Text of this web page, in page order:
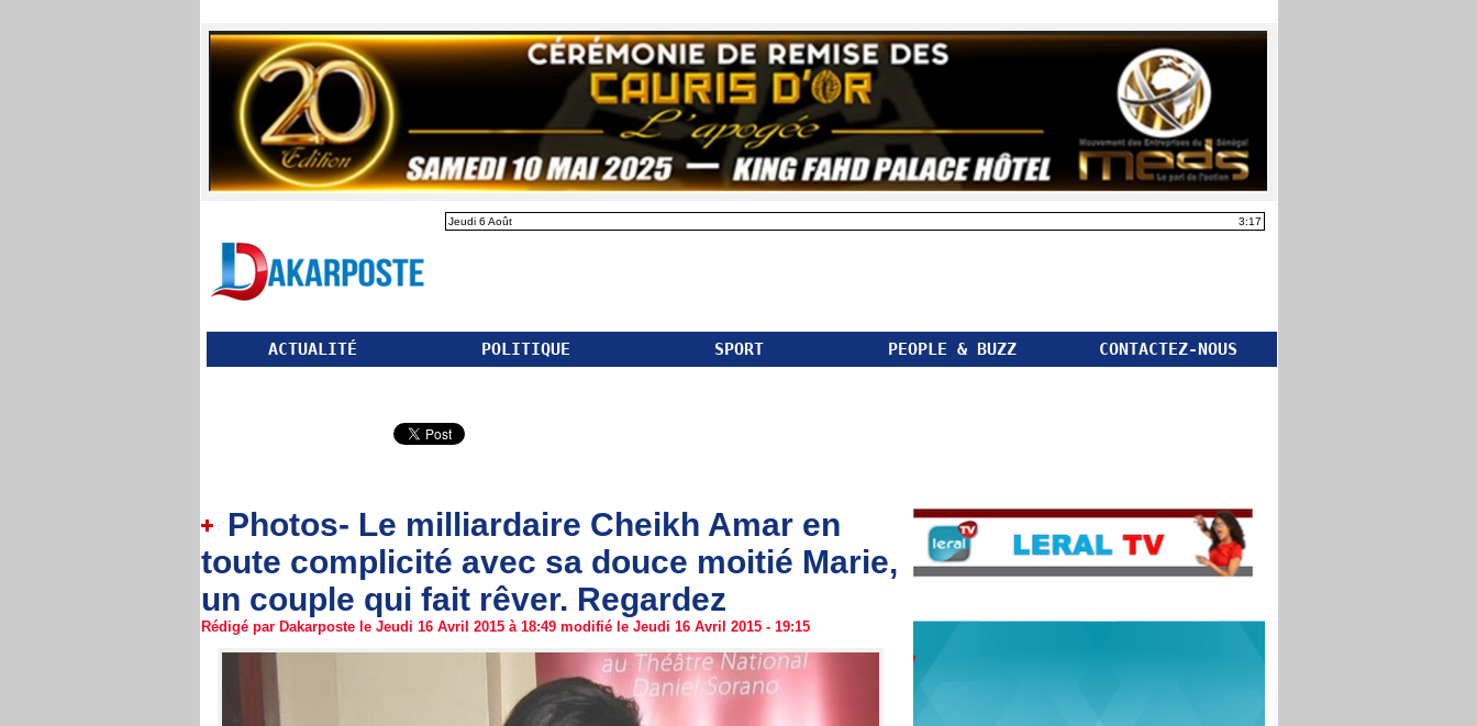
Jeudi 6 Août 3:17
ACTUALITÉ POLITIQUE SPORT PEOPLE & BUZZ CONTACTEZ-NOUS
Photos- Le milliardaire Cheikh Amar en
toute complicité avec sa douce moitié Marie,
un couple qui fait rêver. Regardez
Rédigé par Dakarposte le Jeudi 16 Avril 2015 à 18:49 modifié le Jeudi 16 Avril 2015 - 19:15